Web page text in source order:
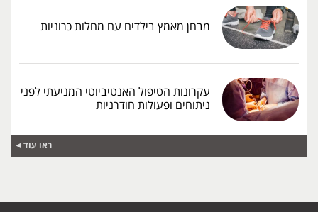
מבחן מאמץ בילדים עם מחלות כרוניות
עקרונות הטיפול האנטיביוטי המניעתי לפני
ניתוחים ופעולות חודרניות
ראו עוד